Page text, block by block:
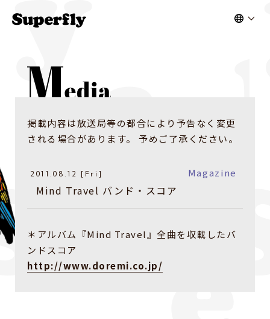
掲載内容は放送局等の都合により予告なく変更
される場合があります。 予めご了承ください。
2011.08.12 [Fri] Magazine
Mind Travel バンド・スコア
＊アルバム『Mind Travel』全曲を収載したバ
ンドスコア
http://www.doremi.co.jp/